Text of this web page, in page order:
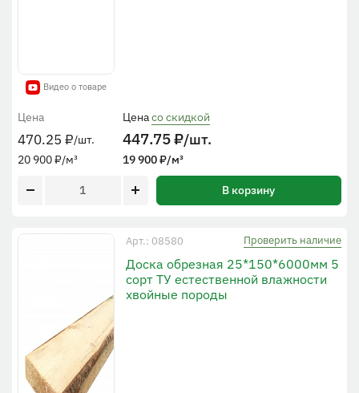
Видео о товаре
Цена
470.25 ₽/шт.
20 900₽/м³
Ценасо скидкой
447.75₽/шт.
19 900₽/м³
В корзину
Арт.: 08580 Проверить наличие
Доска обрезная 25*150*6000мм 5
сорт ТУ естественной влажности
хвойные породы